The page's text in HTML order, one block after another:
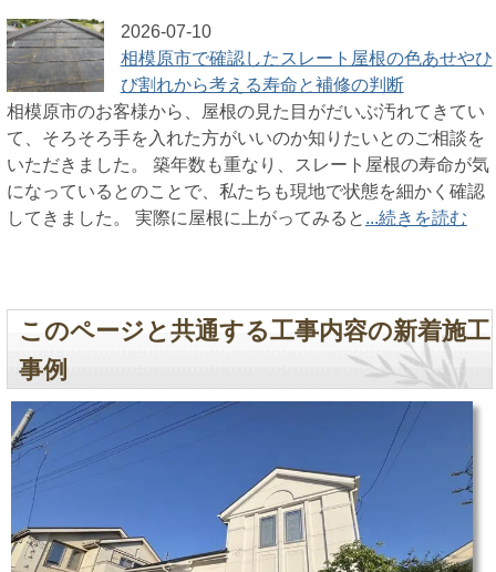
2026-07-10
相模原市で確認したスレート屋根の色あせやひ
び割れから考える寿命と補修の判断
相模原市のお客様から、屋根の見た目がだいぶ汚れてきてい
て、そろそろ手を入れた方がいいのか知りたいとのご相談を
いただきました。 築年数も重なり、スレート屋根の寿命が気
になっているとのことで、私たちも現地で状態を細かく確認
してきました。 実際に屋根に上がってみると ...続きを読む
このページと共通する工事内容の新着施工
事例